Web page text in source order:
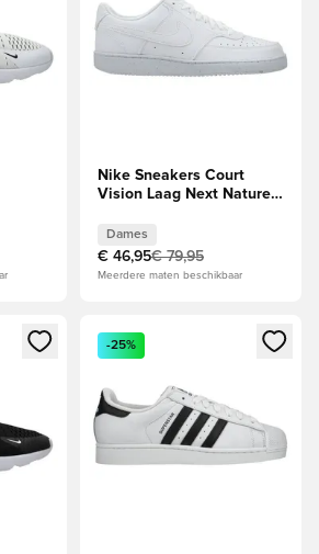
Nike Sneakers Court
Vision Laag Next Nature -
Dames
€ 46,95€ 79,95
Meerdere maten beschikbaar
om in te loggen of je aan te melden als
Opent een venster om in te
-25%